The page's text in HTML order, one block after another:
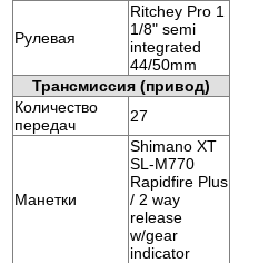
Рулевая
Ritchey Pro 1
1/8" semi
integrated
44/50mm
Трансмиссия (привод)
Количество
передач
27
Манетки
Shimano XT
SL-M770
Rapidfire Plus
/ 2 way
release
w/gear
indicator